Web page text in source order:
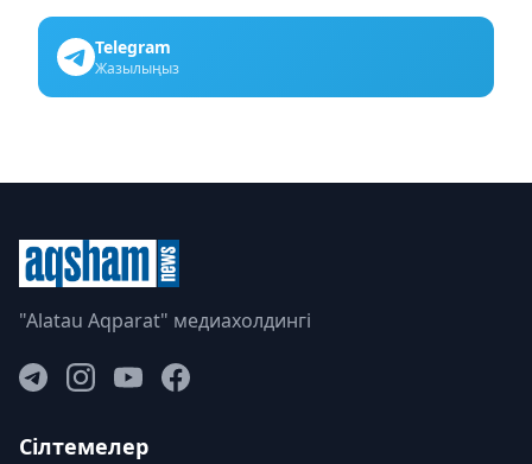
Telegram
Жазылыңыз
"Alatau Aqparat" медиахолдингі
Сілтемелер